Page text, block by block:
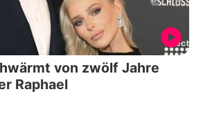
von zwölf Jahre
Raphael